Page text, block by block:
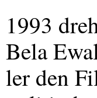
1993
Bela
ler den